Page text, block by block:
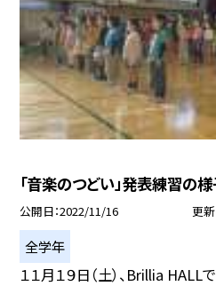
「音楽のつどい」発表練習の
公開日 2022/11/16 更
全学年
１１月１９日（土）、Brillia HALL